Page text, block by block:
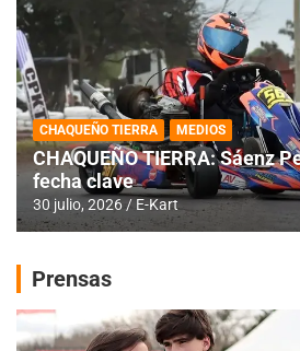
CHAQUEÑO TIERRA MEDIOS
CHAQUEÑO TIERRA: Sáenz
fecha clave
30 julio, 2026 E-Kart
Prensas